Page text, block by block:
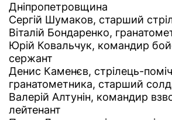
Дніпропетровщина
Сергій Шумаков, старший
Віталій Бондаренко,
Юрій Ковальчук, командир
сержант
Денис Каменєв, стрілець-
гранатометника, старший
Валерій Алтунін, командир
лейтенант